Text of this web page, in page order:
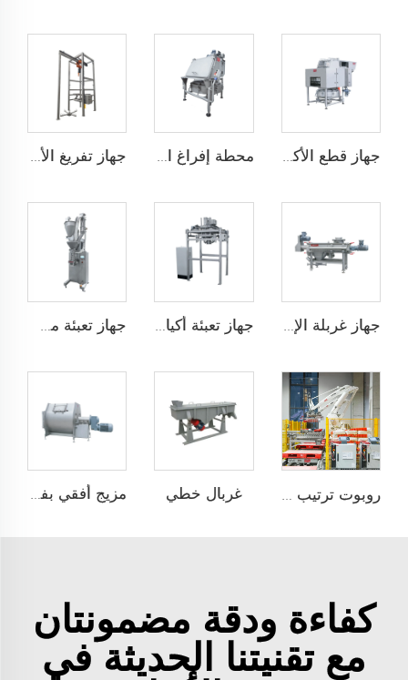
جهاز قطع الأكياس تلقائيًا محطة إفراغ الأكياس جهاز تفريغ الأكياس الضخمة
جهاز تعبئة مساحيق عمودي
روبوت ترتيب على托盘 غربال خطي مزيج أفقي بفتحة جانبية واحدة
كفاءة ودقة مضمونتان
مع تقنيتنا الحديثة في